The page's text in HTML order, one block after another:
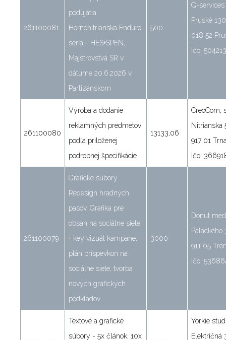
261100081
podujatia
Hornonitrianska Enduro
séria - HES+SPEN,
Majstrovstvá SR v
dátume 20.6.2026 v
Partizánskom
500
Q-services
Pruské 130
018 52
Ičo:
261100080
Výroba a dodanie
reklamných predmetov
podľa priloženej
podrobnej špecifikácie
13133,06
CreoCom,
Nitrianska
917 01
Ičo:
261100079
Grafické súbory -
Redesign hradných
pasov, Grafika pre
obsah na sociálne siete
+ key vizuál kampane,
plán príspevkon na
sociálne siete, tvorba
nových grafických
podkladov
3000
Donut
Palackého
911 05
Ičo:
Textové a grafické
súbory - 5x článok, 10x
Yorkie
Električná